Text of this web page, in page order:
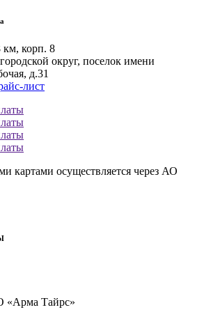
корп. 8
округ, поселок имени
д.31
лист
картами осуществляется через АО
«Арма Тайрс»